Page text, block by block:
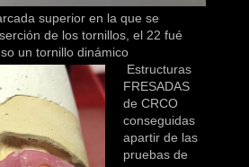
superior en la que se
de los tornillos, el 22 fué
un tornillo dinámico
Estructuras
FRESADAS
de CRCO
conseguidas
apartir de las
pruebas de